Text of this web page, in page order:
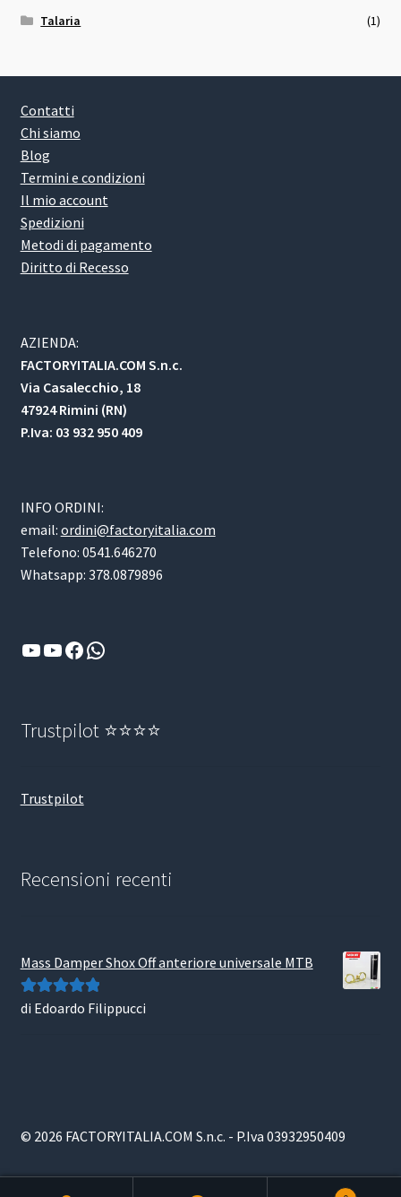
Talaria
(1)
Contatti
Chi siamo
Blog
Termini e condizioni
Il mio account
Spedizioni
Metodi di pagamento
Diritto di Recesso
AZIENDA:
FACTORYITALIA.COM S.n.c.
Via Casalecchio, 18
47924 Rimini (RN)
P.Iva: 03 932 950 409
INFO ORDINI:
email: ordini@factoryitalia.com
Telefono: 0541.646270
Whatsapp: 378.0879896
YouTube
YouTube
Facebook
WhatsApp
Trustpilot ⭐⭐⭐⭐
Trustpilot
Recensioni recenti
Mass Damper Shox Off anteriore universale MTB
Valutato5su
di Edoardo Filippucci
© 2026 FACTORYITALIA.COM S.n.c. - P.Iva 03932950409